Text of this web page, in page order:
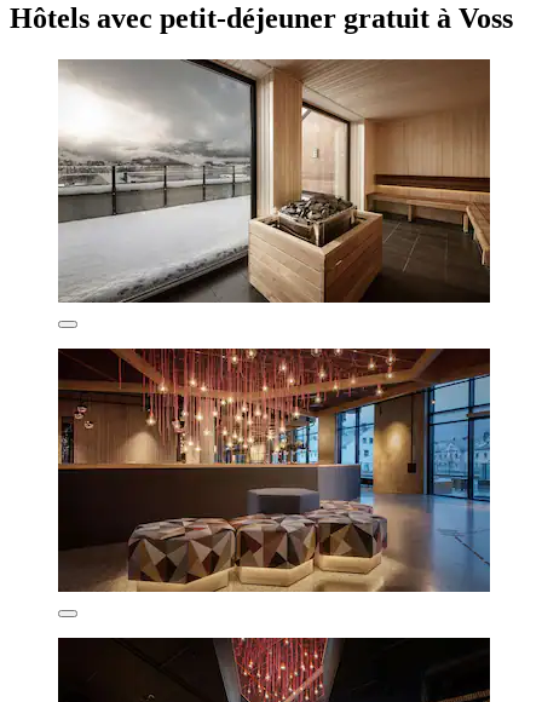
Hôtels avec petit-déjeuner gratuit à Voss